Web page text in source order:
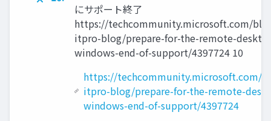
にサポート終了
https://techcommunity.microsoft.com/
itpro-blog/prepare-for-the-remote-
windows-end-of-support/4397724 10
https://techcommunity.microsoft.com/
itpro-blog/prepare-for-the-remote-
windows-end-of-support/4397724